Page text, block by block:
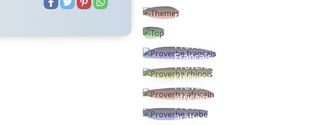
thèmes
Proverbe
Français
Proverbe
chinois
Proverbe
africain
Proverbe
arabe